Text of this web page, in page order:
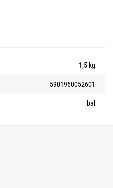
1,5 kg
5901960052601
bal